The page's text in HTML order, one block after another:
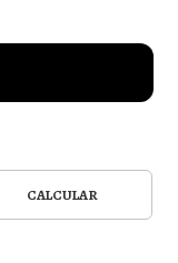
CALCULAR